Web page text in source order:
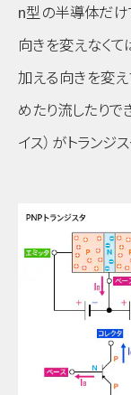
n型の半導体だ
向きを変えなく
加える向きを変
めたり流したりで
イス） がトランジ